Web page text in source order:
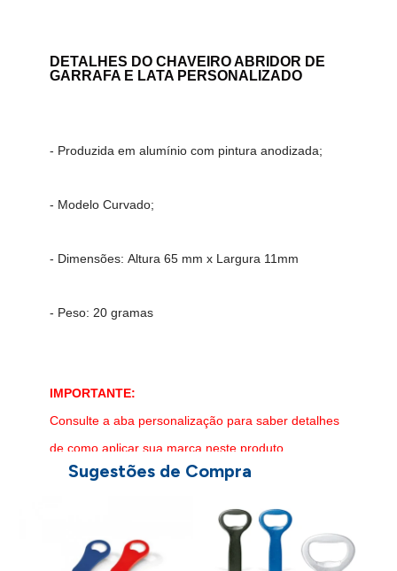
DETALHES DO CHAVEIRO ABRIDOR DE
GARRAFA E LATA PERSONALIZADO
- Produzida em alumínio com pintura anodizada;
- Modelo Curvado;
- Dimensões: Altura 65 mm x Largura 11mm
- Peso: 20 gramas
IMPORTANTE:
Consulte a aba personalização para saber detalhes
de como aplicar sua marca neste produto.
Sugestões de Compra